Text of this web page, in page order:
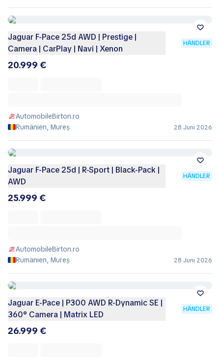
Jaguar F-Pace 25d AWD | Prestige |
Camera | CarPlay | Navi | Xenon
HÄNDLER
20.999 €
AutomobileBirton.ro
Rumänien, Mureș
28 Juni 2026
Jaguar F-Pace 25d | R-Sport | Black-Pack |
AWD
HÄNDLER
25.999 €
AutomobileBirton.ro
Rumänien, Mureș
28 Juni 2026
Jaguar E-Pace | P300 AWD R-Dynamic SE |
360° Camera | Matrix LED
HÄNDLER
26.999 €